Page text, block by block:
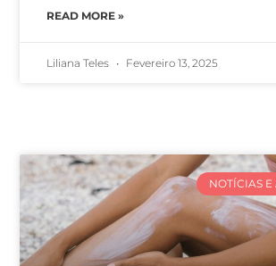
READ MORE »
Liliana Teles Fevereiro 13, 2025
NOTÍCIAS